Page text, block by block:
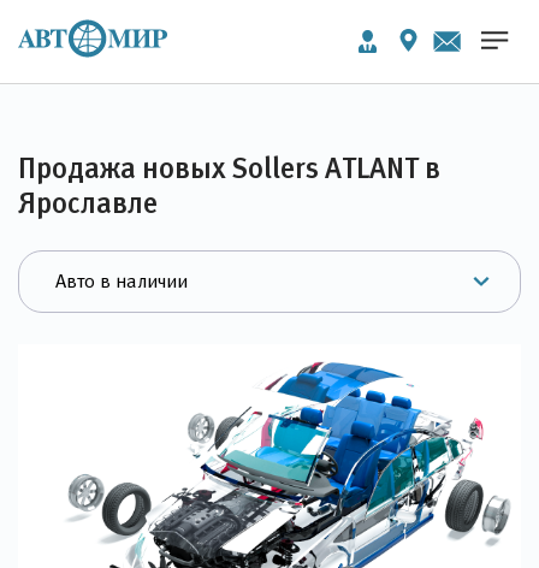
Продажа новых Sollers ATLANT в
Ярославле